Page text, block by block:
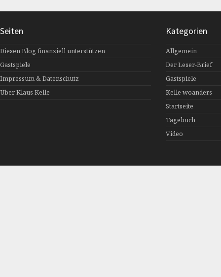
Seiten
Diesen Blog finanziell unterstützen
Gastspiele
Impressum & Datenschutz
Über Klaus Kelle
Kategorien
Allgemein
Der Leser-Brief
Gastspiele
Kelle woanders
Startseite
Tagebuch
Video